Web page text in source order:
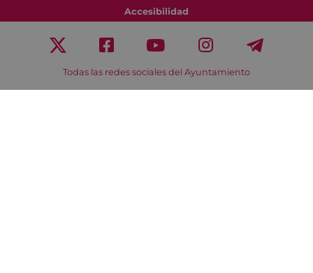
Accesibilidad
Todas las redes sociales del Ayuntamiento